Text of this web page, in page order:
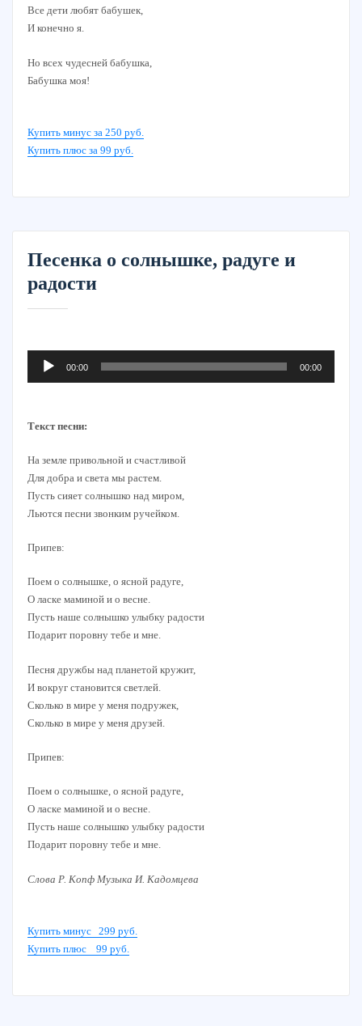
Все дети любят бабушек,
И конечно я.
Но всех чудесней бабушка,
Бабушка моя!
Купить минус за 250 руб.
Купить плюс за 99 руб.
Песенка о солнышке, радуге и
радости
Аудиоплеер
00:00 00:00
Текст песни:
На земле привольной и счастливой
Для добра и света мы растем.
Пусть сияет солнышко над миром,
Льются песни звонким ручейком.
Припев:
Поем о солнышке, о ясной радуге,
О ласке маминой и о весне.
Пусть наше солнышко улыбку радости
Подарит поровну тебе и мне.
Песня дружбы над планетой кружит,
И вокруг становится светлей.
Сколько в мире у меня подружек,
Сколько в мире у меня друзей.
Припев:
Поем о солнышке, о ясной радуге,
О ласке маминой и о весне.
Пусть наше солнышко улыбку радости
Подарит поровну тебе и мне.
Слова Р. Копф Музыка И. Кадомцева
Купить минус 299 руб.
Купить плюс 99 руб.